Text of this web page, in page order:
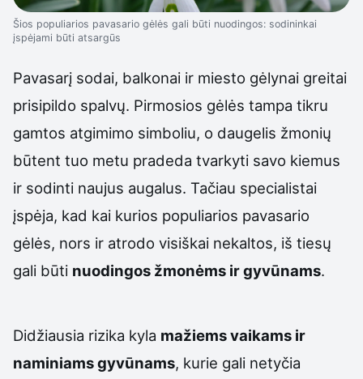
Šios populiarios pavasario gėlės gali būti nuodingos: sodininkai
įspėjami būti atsargūs
Pavasarį sodai, balkonai ir miesto gėlynai greitai
prisipildo spalvų. Pirmosios gėlės tampa tikru
gamtos atgimimo simboliu, o daugelis žmonių
būtent tuo metu pradeda tvarkyti savo kiemus
ir sodinti naujus augalus. Tačiau specialistai
įspėja, kad kai kurios populiarios pavasario
gėlės, nors ir atrodo visiškai nekaltos, iš tiesų
gali būti nuodingos žmonėms ir gyvūnams.
Didžiausia rizika kyla mažiems vaikams ir
naminiams gyvūnams, kurie gali netyčia